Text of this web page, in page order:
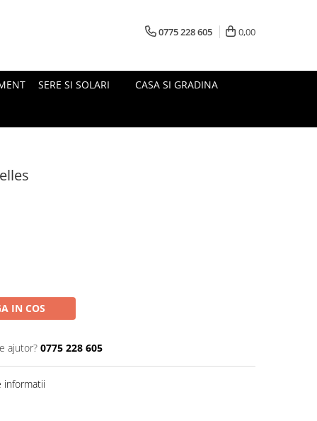
0775 228 605 0,00
SERE SI SOLARI CASA SI GRADINA
IN COS
ajutor? 0775 228 605
informatii